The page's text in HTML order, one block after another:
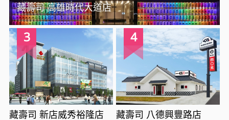
藏壽司 高雄時代大道店
3
藏壽司 新店威秀裕隆店
4
藏壽司 八德興豐路店